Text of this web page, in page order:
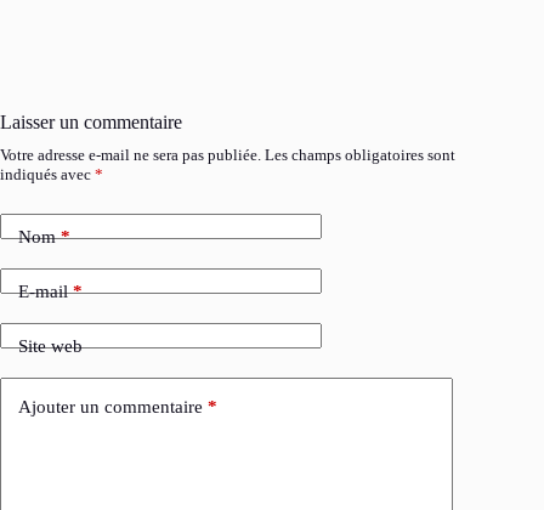
Laisser un commentaire
Votre adresse e-mail ne sera pas publiée. Les champs obligatoires sont
indiqués avec *
Nom*
E-mail*
Site web
Ajouter un commentaire *